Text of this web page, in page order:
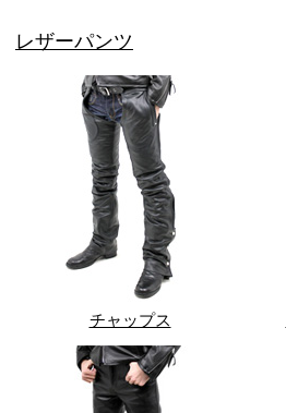
レザーパンツ
チャップス